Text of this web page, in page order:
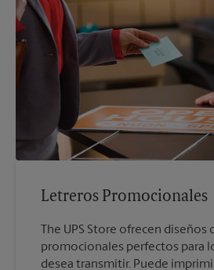
Letreros Promocionales
The UPS Store ofrecen diseños
promocionales perfectos para
desea transmitir. Puede